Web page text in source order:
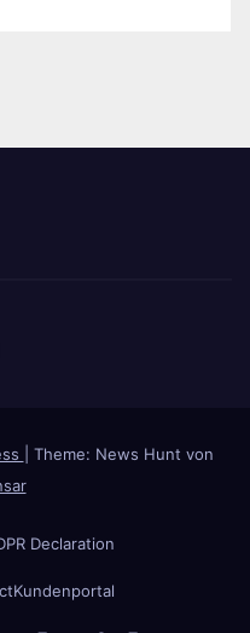
Theme: News Hunt von
Declaration
Kundenportal